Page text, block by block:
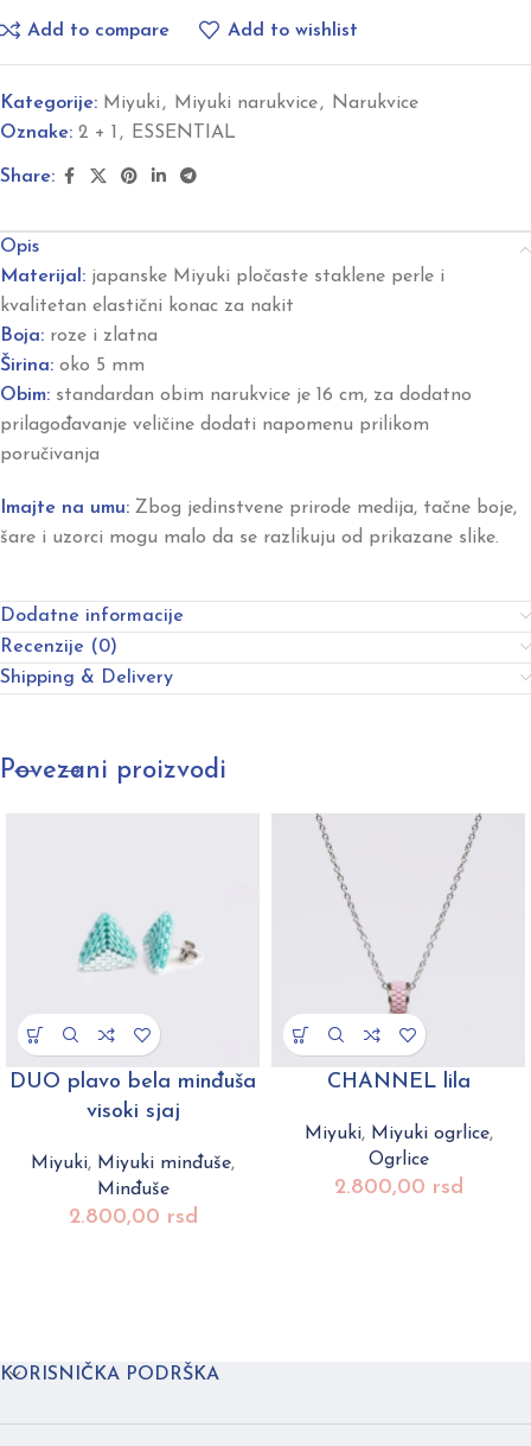
Add to compare Add to wishlist
Kategorije: Miyuki , Miyuki narukvice,
Narukvice
Oznake: 2 + 1 , ESSENTIAL
Share:
Opis
Materijal: japanske Miyuki pločaste staklene perle i
kvalitetan elastični konac za nakit
Boja: roze i zlatna
Širina: oko 5 mm
Obim: standardan obim narukvice je 16 cm, za dodatno
prilagođavanje veličine dodati napomenu prilikom
poručivanja
Imajte na umu: Zbog jedinstvene prirode medija, tačne boje,
šare i uzorci mogu malo da se razlikuju od prikazane slike.
Dodatne informacije
Recenzije (0)
Shipping & Delivery
Povezani proizvodi
DUO plavo bela minđuša
visoki sjaj
Miyuki, Miyuki minđuše,
Minđuše
2.800,00 rsd
CHANNEL lila
Miyuki, Miyuki ogrlice,
Ogrlice
2.800,00 rsd
KORISNIČKA PODRŠKA